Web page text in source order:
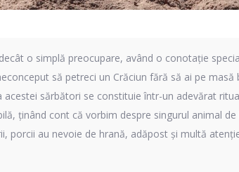
o simplă preocupare, având o conotație
să petreci un Crăciun fără să ai pe
sărbători se constituie într-un adevărat
ținând cont că vorbim despre singurul animal
porcii au nevoie de hrană, adăpost și multă